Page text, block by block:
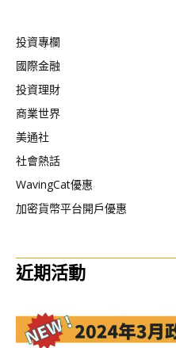
投資專欄
國際金融
投資理財
商業世界
美通社
社會熱話
WavingCat優惠
加密貨幣平台開戶優惠
近期活動